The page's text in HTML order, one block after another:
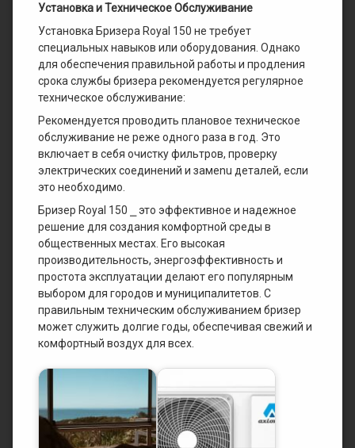
Установка и Техническое Обслуживание
Установка Бризера Royal 150 не требует
специальных навыков или оборудования. Однако
для обеспечения правильной работы и продления
срока службы бризера рекомендуется регулярное
техническое обслуживание:
Рекомендуется проводить плановое техническое
обслуживание не реже одного раза в год. Это
включает в себя очистку фильтров, проверку
электрических соединений и замenu деталей, если
это необходимо.
Бризер Royal 150 ⎯ это эффективное и надежное
решение для создания комфортной среды в
общественных местах. Его высокая
производительность, энергоэффективность и
простота эксплуатации делают его популярным
выбором для городов и муниципалитетов. С
правильным техническим обслуживанием бризер
может служить долгие годы, обеспечивая свежий и
комфортный воздух для всех.